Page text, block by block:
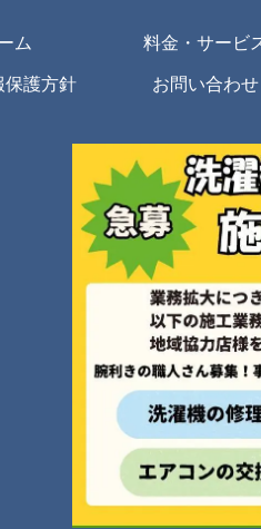
ム 料金・サービ
保護方針 お問い合わせ